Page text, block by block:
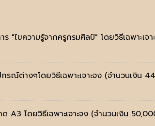
"ไขความรู้จากครูกรมศิลป์" โดยวิธีเฉพาะเจ
รณ์ต่างๆโดยวิธีเฉพาะเจาะจง (จำนวนเงิน
A3 โดยวิธีเฉพาะเจาะจง (จำนวนเงิน